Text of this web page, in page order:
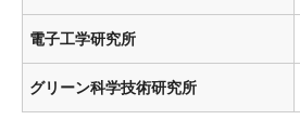
電子工学研究所
グリーン科学技術研究所